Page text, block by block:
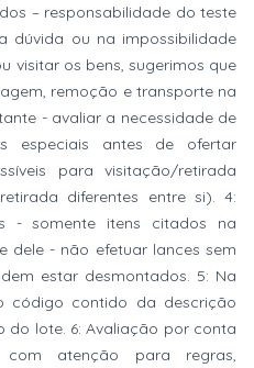
– responsabilidade do teste
dúvida ou na impossibilidade
visitar os bens, sugerimos que
remoção e transporte na
- avaliar a necessidade de
especiais antes de ofertar
para visitação/retirada
diferentes entre si). 4:
- somente itens citados na
dele - não efetuar lances sem
estar desmontados. 5: Na
código contido da descrição
do lote. 6: Avaliação por conta
atenção para regras,